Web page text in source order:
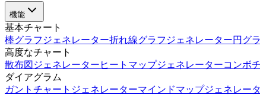
機能
基本チャート
棒グラフジェネレーター折れ線グラフジェネレーター円グ
高度なチャート
散布図ジェネレーター ヒートマップジェネレーターコンボ
ダイアグラム
ガントチャートジェネレーターマインドマップジェネレー